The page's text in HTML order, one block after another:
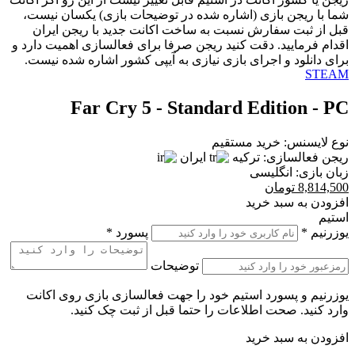
شما با ریجن بازی (اشاره شده در توضیحات بازی) یکسان نیست،
قبل از ثبت سفارش نسبت به ساخت اکانت جدید با ریجن ایران
اقدام فرمایید. دقت کنید ریجن صرفا برای فعالسازی اهمیت دارد و
برای دانلود و اجرای بازی نیازی به آیپی کشور اشاره شده نیست.
STEAM
Far Cry 5 - Standard Edition - PC
نوع لایسنس: خرید مستقیم
ریجن فعالسازی: ترکیه
ایران
زبان بازی: انگلیسی
8,814,500 تومان
افزودن به سبد خرید
استیم
یوزرنیم * پسورد *
توضیحات
یوزرنیم و پسورد استیم خود را جهت فعالسازی بازی روی اکانت
وارد کنید. صحت اطلاعات را حتما قبل از ثبت چک کنید.
افزودن به سبد خرید